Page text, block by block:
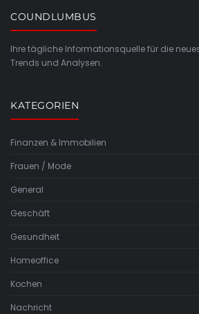
COUNDLUMBUS
Ihre tägliche Informationsquelle für die
Trends und Analysen.
KATEGORIEN
Finanzen & Immobilien
Frauen / Mode
General
Geschäft
Gesundheit
Homeoffice
Kochen
Nachricht